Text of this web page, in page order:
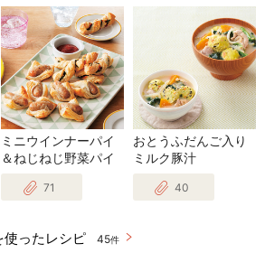
ミニウインナーパイ
＆ねじねじ野菜パイ
71
おとうふだんご入り
ミルク豚汁
40
使ったレシピ 45件